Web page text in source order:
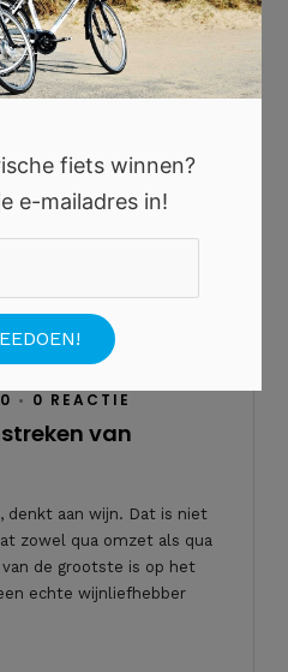
• 0 REACTIE
van
denkt aan wijn. Dat is niet
zowel qua omzet als qua
de grootste is op het
echte wijnliefhebber
fiets winnen?
e-mailadres in!